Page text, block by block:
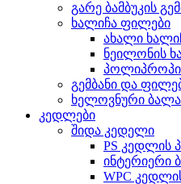
გარე ბამბუკის
ხალიჩა ფილები
ახალი
ნეილონის
გემბანი და
ხელოვნური
კედლები
შიდა კედელი
PS კედლის
ინტერიერი
WPC